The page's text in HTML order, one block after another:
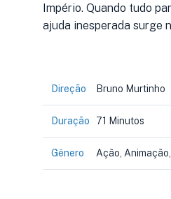
Império. Quando tudo
ajuda inesperada surge
Direção Bruno Murtinho
Duração 71 Minutos
Gênero Ação,